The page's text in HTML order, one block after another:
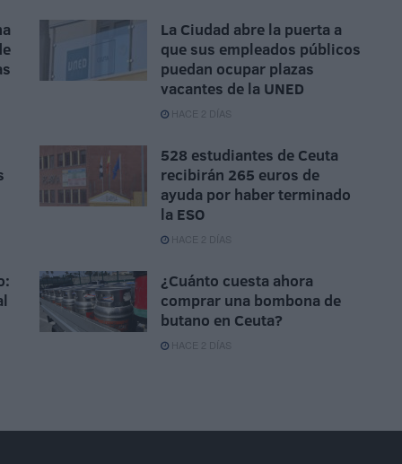
La Ciudad abre la puerta a
que sus empleados públicos
puedan ocupar plazas
vacantes de la UNED
HACE 2 DÍAS
528 estudiantes de Ceuta
recibirán 265 euros de
ayuda por haber terminado
la ESO
HACE 2 DÍAS
¿Cuánto cuesta ahora
comprar una bombona de
butano en Ceuta?
HACE 2 DÍAS